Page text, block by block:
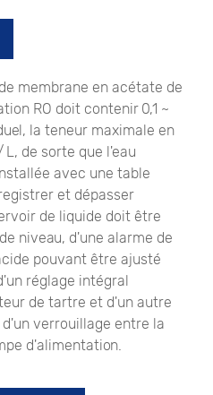
membrane en acétate de
RO doit contenir 0,1 ~
la teneur maximale en
de sorte que l'eau
avec une table
et dépasser
de liquide doit être
niveau, d'une alarme de
pouvant être ajusté
réglage intégral
de tartre et d'un autre
verrouillage entre la
d'alimentation.